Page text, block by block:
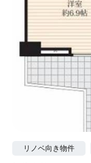
リノベ向き物件